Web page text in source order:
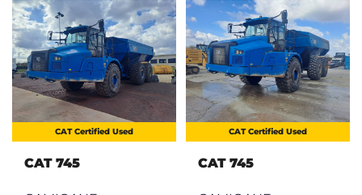
CAT Certified Used
CAT 745
CAT Certified Used
CAT 745